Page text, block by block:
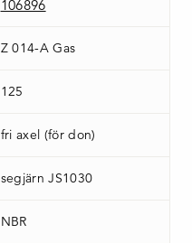
106896
Z 014-A Gas
125
fri axel (för don)
segjärn JS1030
NBR